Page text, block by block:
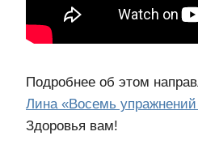
Подробнее об этом
Лина «Восемь упражнений
Здоровья вам!